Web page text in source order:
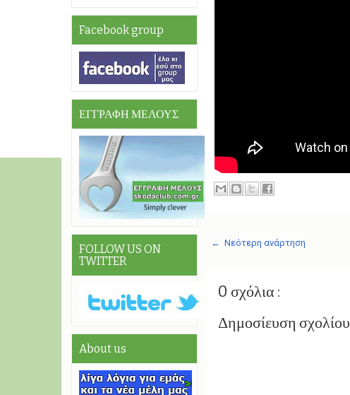
← Νεότερη ανάρτηση
0 σχόλια :
Δημοσίευση σχολίου
Facebook group
ΕΓΓΡΑΦΗ ΜΕΛΟΥΣ
FOLLOW US ON
TWITTER
About us